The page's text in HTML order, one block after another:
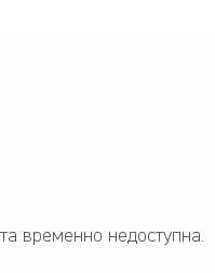
временно недоступна.